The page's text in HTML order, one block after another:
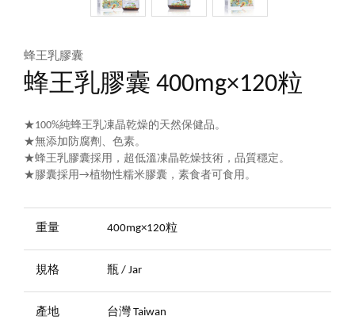
蜂王乳膠囊
蜂王乳膠囊 400mg×120粒
★100%純蜂王乳凍晶乾燥的天然保健品。
★無添加防腐劑、色素。
★蜂王乳膠囊採用，超低溫凍晶乾燥技術，品質穩定。
★膠囊採用→植物性糯米膠囊，素食者可食用。
重量 400mg×120粒
規格 瓶 / Jar
產地 台灣 Taiwan